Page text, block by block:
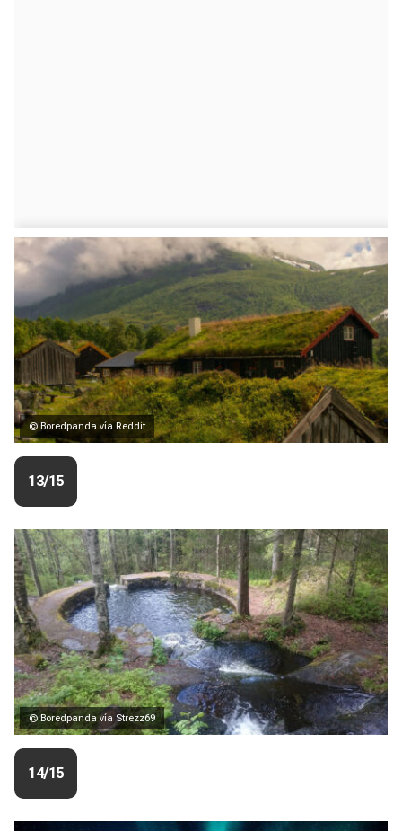
© Boredpanda vía Reddit
13/15
© Boredpanda vía Strezz69
14/15